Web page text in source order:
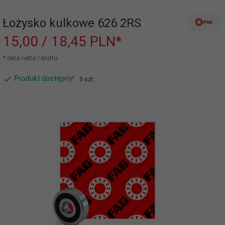
Łożysko kulkowe 626 2RS
15,00 / 18,45 PLN*
* cena netto / brutto
Produkt dostępny! 5 szt.